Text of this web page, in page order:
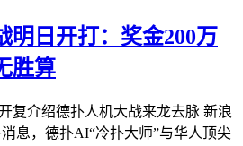
明日开打：奖金200万
胜算
复介绍德扑人机大战来龙去脉 新浪
息，德扑AI“冷扑大师”与华人顶尖